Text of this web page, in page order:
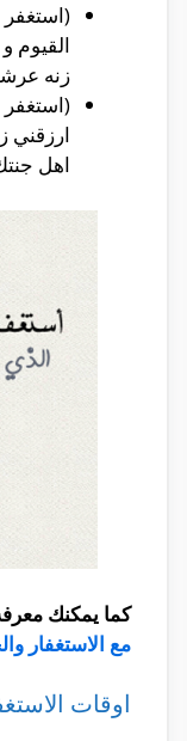
(استغفر
القيوم
زنه
(استغفر
ارزقني
اهل
كما يمكنك
مع الاستغفار
اوقات